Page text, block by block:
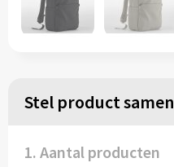
Stel product samen
1. Aantal producten